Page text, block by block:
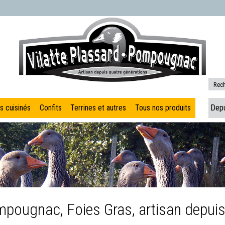
Foies Gras, artisan
M
e
n
u
r
cuisinés Confits Terrines et autres Tous nos produits
c
h
e
r
c
h
e
r
e
n
u
p
r
i